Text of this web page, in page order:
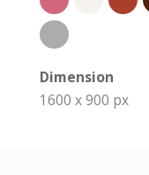
Dimension
1600 x 900 px